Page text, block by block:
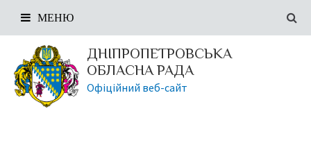
ДНІПРОПЕТРОВСЬКА
ОБЛАСНА РАДА
Офіційний веб-сайт
МЕНЮ